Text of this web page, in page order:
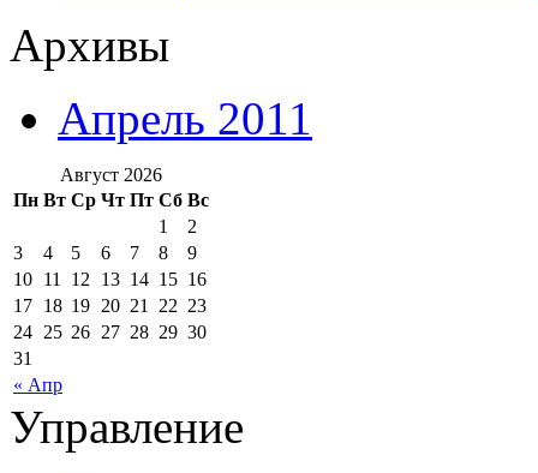
Архивы
Апрель 2011
Август 2026
Пн Вт Ср Чт Пт Сб Вс
« Апр
1
2
3
4 5 6 7 8
9
10 11 12 13 14 15 16
17 18 19 20 21 22 23
24 25 26 27 28 29 30
31
Управление